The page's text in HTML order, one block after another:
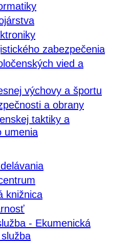
zabezpečenia
vied a
výchovy a športu
a obrany
taktiky a
umenia
knižnica
- Ekumenická